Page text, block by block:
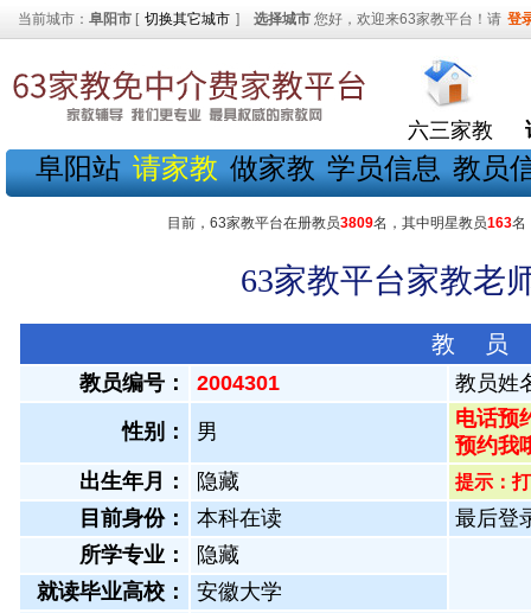
当前城市： 阜阳市 [ 切换其它城市 ] 选择城市 您好，欢迎来63家教平台！请 登
六三家教
阜阳站 请家教 做家教 学员信息 教员
目前，63家教平台在册教员3809名，其中明星教员163名
63家教平台家教老
教 员
教员编号： 2004301 教员姓
性别： 男
电话预
预约我
出生年月：
隐藏 提示：
目前身份： 本科在读
最后登
所学专业：
隐藏
就读毕业高校：
安徽大学